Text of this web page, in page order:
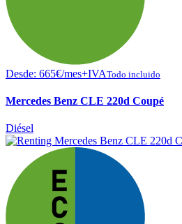
Desde: 665€/mes+IVATodo incluido
Mercedes Benz CLE 220d Coupé
Diésel